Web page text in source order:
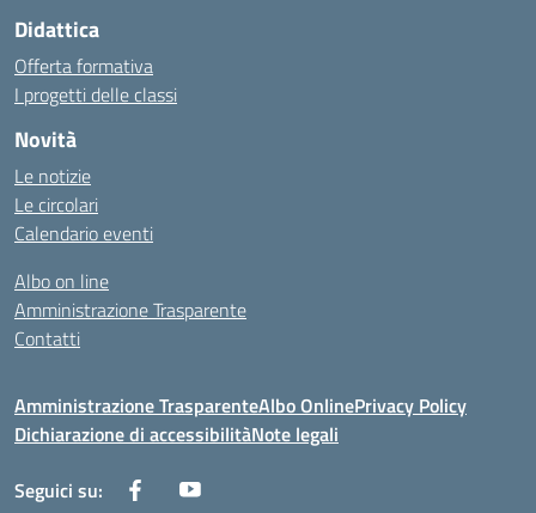
Didattica
Offerta formativa
I progetti delle classi
Novità
Le notizie
Le circolari
Calendario eventi
Albo on line
Amministrazione Trasparente
Contatti
Amministrazione TrasparenteAlbo OnlinePrivacy Policy
Dichiarazione di accessibilitàNote legali
Seguici su: